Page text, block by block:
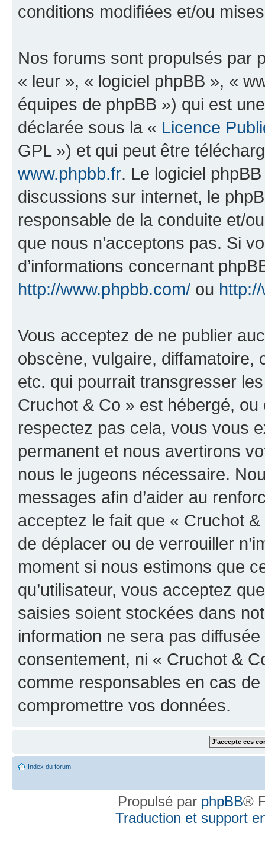
conditions modifiées et/ou
Nos forums sont propulsés par
« leur », « logiciel phpBB », «
équipes de phpBB ») qui est
déclarée sous la « Licence
GPL ») et qui peut être
www.phpbb.fr. Le logiciel
discussions sur internet, le
responsable de la conduite et/
que nous n’acceptons pas. Si
d’informations concernant
http://www.phpbb.com/ ou
Vous acceptez de ne publier
obscène, vulgaire, diffamatoire,
etc. qui pourrait transgresser
Cruchot & Co » est hébergé,
respectez pas cela, vous vous
permanent et nous avertirons
nous le jugeons nécessaire.
messages afin d’aider au
acceptez le fait que « Cruchot
de déplacer ou de verrouiller
moment si nous estimons que
qu’utilisateur, vous acceptez
saisies soient stockées dans
information ne sera pas
consentement, ni « Cruchot &
comme responsables en cas
compromettre vos données.
Index du forum
Propulsé par phpBB®
Traduction et support